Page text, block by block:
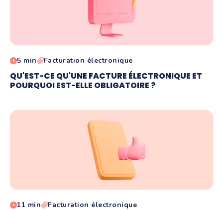
5 min Facturation électronique
QU'EST-CE QU'UNE FACTURE ÉLECTRONIQUE ET
POURQUOI EST-ELLE OBLIGATOIRE ?
11 min Facturation électronique